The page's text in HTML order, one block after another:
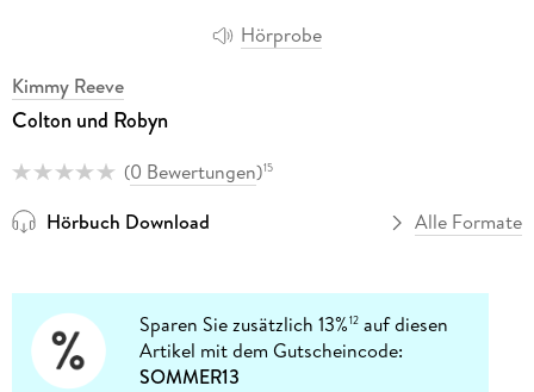
Hörprobe
Kimmy Reeve
Colton und Robyn
(0 Bewertungen)15
Hörbuch Download Alle Formate
Sparen Sie zusätzlich 13%12 auf diesen
Artikel mit dem Gutscheincode:
SOMMER13